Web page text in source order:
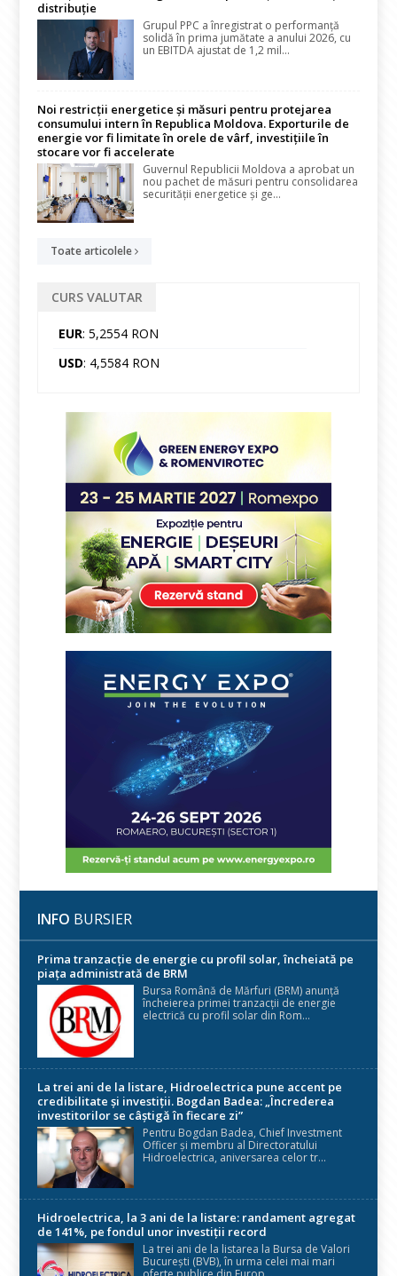
distribuție
Grupul PPC a înregistrat o performanță
solidă în prima jumătate a anului 2026, cu
un EBITDA ajustat de 1,2 mil...
Noi restricții energetice și măsuri pentru protejarea
consumului intern în Republica Moldova. Exporturile de
energie vor fi limitate în orele de vârf, investițiile în
stocare vor fi accelerate
Guvernul Republicii Moldova a aprobat un
nou pachet de măsuri pentru consolidarea
securității energetice și ge...
Toate articolele
CURS VALUTAR
EUR: 5,2554 RON
USD: 4,5584 RON
INFO BURSIER
Prima tranzacție de energie cu profil solar, încheiată pe
piața administrată de BRM
Bursa Română de Mărfuri (BRM) anunță
încheierea primei tranzacții de energie
electrică cu profil solar din Rom...
La trei ani de la listare, Hidroelectrica pune accent pe
credibilitate și investiții. Bogdan Badea: „Încrederea
investitorilor se câștigă în fiecare zi”
Pentru Bogdan Badea, Chief Investment
Officer și membru al Directoratului
Hidroelectrica, aniversarea celor tr...
Hidroelectrica, la 3 ani de la listare: randament agregat
de 141%, pe fondul unor investiții record
La trei ani de la listarea la Bursa de Valori
București (BVB), în urma celei mai mari